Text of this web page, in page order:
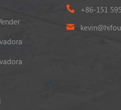
+86-151